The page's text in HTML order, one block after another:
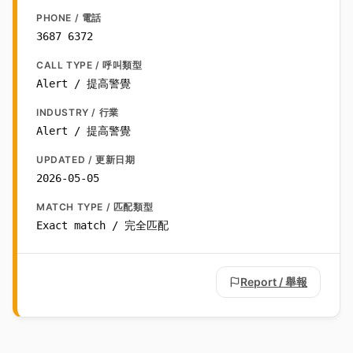
PHONE / 電話
3687 6372
CALL TYPE / 呼叫類型
Alert / 提高警覺
INDUSTRY / 行業
Alert / 提高警覺
UPDATED / 更新日期
2026-05-05
MATCH TYPE / 匹配類型
Exact match / 完全匹配
Report / 舉報